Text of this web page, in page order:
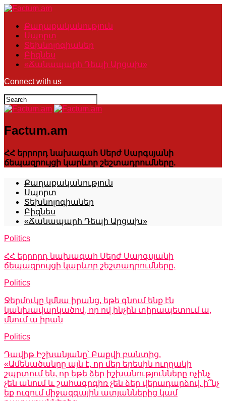
Քաղաքականություն
Սպորտ
Տեխնոլոգիաներ
Բիզնես
«Ճանապարհ Դեպի Արցախ»
Connect with us
Factum.am
ՀՀ երրորդ նախագահ Սերժ Սարգսյանի
ճեպազրույցի կարևոր շեշտադրումները.
Քաղաքականություն
Սպորտ
Տեխնոլոգիաներ
Բիզնես
«Ճանապարհ Դեպի Արցախ»
Politics
ՀՀ երրորդ նախագահ Սերժ Սարգսյանի
ճեպազրույցի կարևոր շեշտադրումները.
Politics
Ջերմուկը կմնա իրանց, եթե գնում ենք էն
կանխավարկածով, որ ով ինչին տիրապետում ա,
մնում ա իրան
Politics
Դավիթ Իշխանյանը՝ Բաքվի բանտից.
«Ամենածանրը այն է, որ մեր երեսին ուղղակի
շպրտում են, որ եթե ձեր իշխանությունները ոչինչ
չեն անում և շահագրգիռ չեն ձեր վերադարձով, ի՞նչ
եք ուզում միջազգային ատյաններից կամ